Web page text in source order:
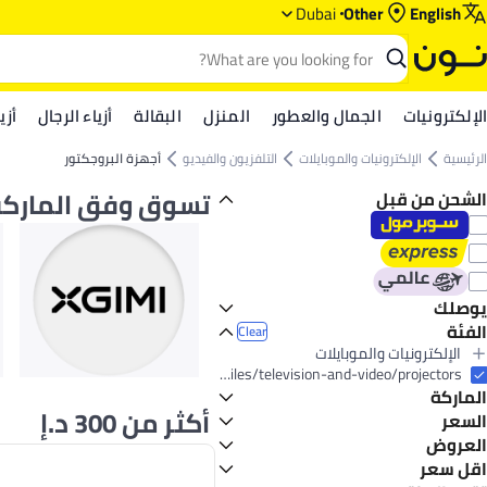
English
Other
Dubai
الإلكترونيات الجمال والعطور المنزل البقالة أزياء الرجال
الرئيسية الإلكترونيات والموبايلات التلفزيون والفيديو أجهزة البروجكتور
الشحن من قبل
يوصلك
اليوم
الفئة Clear
الإلكترونيات والموبايلات
All الإلكترونيات والموبايلات
التلفزيون والفيديو
All التلفزيون والفيديو
أجهزة البروجكتور
electronics-and-mobiles/television-and-video/projectors
الماركة
فيليبس
HP
السعر
GO العروض
عرض
اقل سعر
تسوق وفق
أكثر من 300 د.إ